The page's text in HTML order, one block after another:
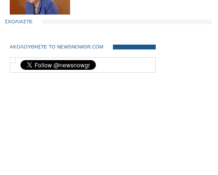
ΣΧΟΛΙΑΣΤΕ
ΑΚΟΛΟΥΘΗΣΤΕ ΤΟ NEWSNOWGR.COM